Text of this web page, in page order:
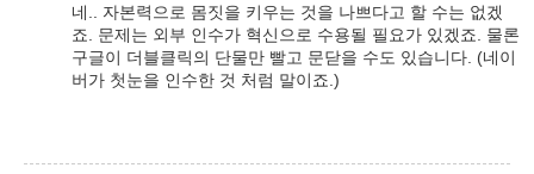
네.. 자본력으로 몸짓을 키우는 것을 나쁘다고 할 수는 없겠
죠. 문제는 외부 인수가 혁신으로 수용될 필요가 있겠죠. 물론
구글이 더블클릭의 단물만 빨고 문닫을 수도 있습니다. (네이
버가 첫눈을 인수한 것 처럼 말이죠.)